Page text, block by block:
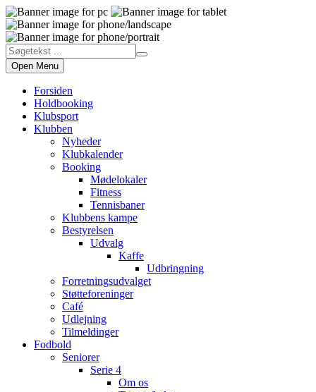
Open Menu
Forsiden
Holdbooking
Klubsport
Klubben
Nyheder
Klubkalender
Booking
Mødelokaler
Fitness
Tennisbaner
Klubbens kampe
Bestyrelsen
Udvalg
Kaffe
Udbringning
Forretningsudvalget
Støtteforeninger
Café
Udlejning
Tilmeldinger
Fodbold
Seniorer
Serie 4
Om os